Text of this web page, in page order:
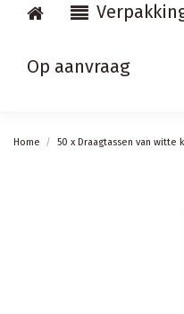
Op aanvraag
Home 50 x Draagtassen van witte